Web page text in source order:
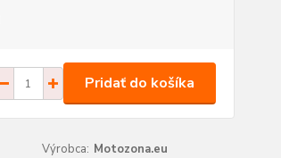
Pridať do košíka
Výrobca: Motozona.eu